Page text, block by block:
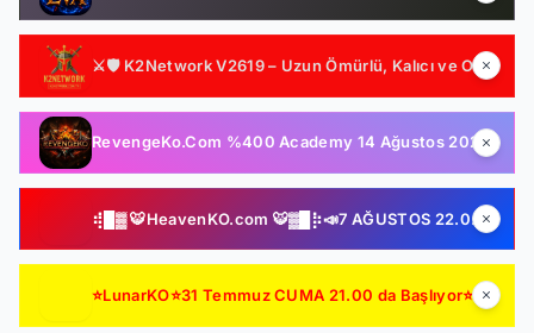
⚔️🛡️ K2Network V2619 – Uzun Ömürlü, Kalıcı ve Oyuncu Odaklı Farm Server | Ücretsiz PUS | Auto Upgrade | Şeffaf Sistemler | Gelişmiş Drop & Kutu Yapısı 🛡️⚔️
RevengeKo.Com %400 Academy 14 Ağustos 2026 | v.2585 Light Farm | 1500 TL Değerinde VIP Paket Hediye | GB Değerli / Item Kolay | LIGHT FARM SERVER
⢾█▓ 🐯HeavenKO.com 🐯▓█⡷📣7 AĞUSTOS 22.00 SAKIN KAÇIRMA!📣▓█⡷⢾█▓💥ÜCRETSİZ GENİE LOOT💥▓█⡷🚀AKADEMİ🚀DX11🚀▓█⡷
⭐LunarKO⭐31 Temmuz CUMA 21.00 da Başlıyor⭐ AÇILIŞA ÖZEL VIP PAKET HEDİYE ⭐GENIE & AutoLoot Ücretsiz⭐EN KALİTELİ HARD FARM SERVER⭐